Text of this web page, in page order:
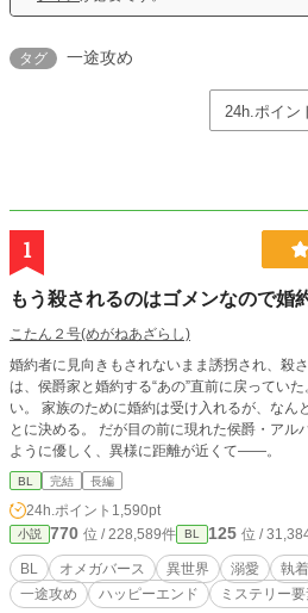
タグ 一途攻め
1
もう殺されるのはゴメンなので婚
こたん２号(めがねあざらし)
婚約者に見向きもされないまま誘拐され、殺
は、侯爵家と婚約する“あの”直前に戻っていた。 二度と同じ運命はたどりたく
い。 家族のために婚約は受け入れるが、なん
とに決める。 だが目の前に現れた侯爵・アルバートは、前世とはまるで別人の
ように優しく、異様に距離が近くて――。
BL 完結 長編
24h.ポイント 1,590pt
小説 770 位 / 228,589件 BL 125 位 /
BL オメガバース 異世界 溺愛 執着
一途攻め
ハッピーエンド ミステリー要